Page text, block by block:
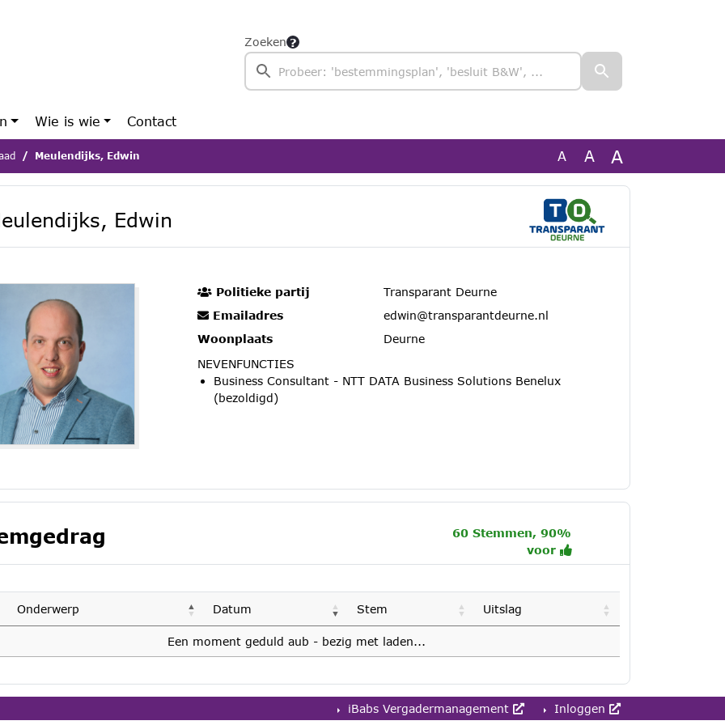
Zoeken
Wie is wie Contact
Meulendijks, Edwin A A A
Edwin
Politieke partij
Transparant Deurne
Emailadres
edwin@transparantdeurne.nl
Woonplaats
Deurne
NEVENFUNCTIES
Business Consultant - NTT DATA Business Solutions Benelux
(bezoldigd)
60 Stemmen, 90%
voor
Onderwerp Datum Stem Uitslag
Een moment geduld aub - bezig met laden...
iBabs Vergadermanagement Inloggen